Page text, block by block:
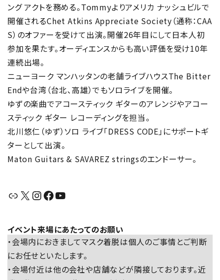
ング アクトを務める。Tommyよりアメリカ ナッシュビルで
開催されるChet Atkins Appreciate Society（通称：CAA
S）のオファーを受けて出演。開催26年目にして日本人初
参加を果たす。オーディエンスからも高い評価を受け10年
連続出場。
ニューヨーク マンハッタンの老舗ライブハウスThe Bitter
Endや台湾（台北、高雄）でもソロライブを開催。
ゆずの楽曲でアコースティック ギターのアレンジやアコー
スティック ギター レコーディングを担当。
北川悠仁（ゆず）ソロ ライブ「DRESS CODE」にサポートギ
ターとして出演。
Maton Guitars & SAVAREZ stringsのエンドーサー。
リンクX InstagramFacebook YouTube
イベント来場にあたってのお願い
・会場内におきましてマスク着脱は個人のご事情とご判断
にお任せといたします。
・会場付近は他の会社や店舗などが隣接しております。近